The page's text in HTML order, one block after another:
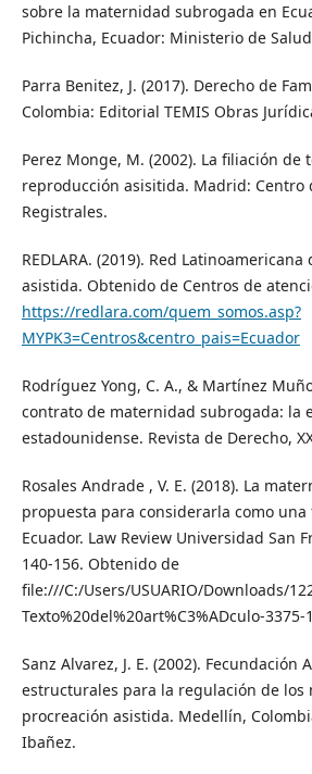
sobre la maternidad subrogada en
Pichincha, Ecuador: Ministerio de
Parra Benitez, J. (2017). Derecho de
Colombia: Editorial TEMIS Obras
Perez Monge, M. (2002). La filiación de
reproducción asisitida. Madrid: Centro
Registrales.
REDLARA. (2019). Red
asistida. Obtenido de Centros de
https://redlara.com/quem_somos.asp?
MYPK3=Centros&centro_pais=Ecuador
Rodríguez Yong, C. A., & Martínez
contrato de maternidad subrogada: la
estadounidense. Revista de Derecho,
Rosales Andrade , V. E. (2018). La
propuesta para considerarla como
Ecuador. Law Review Universidad San
140-156. Obtenido de
file:///C:/Users/USUARIO/Downloads/
Texto%20del%20art%C3%ADculo-
Sanz Alvarez, J. E. (2002). Fecundación
estructurales para la regulación de los
procreación asistida. Medellín,
Ibañez.